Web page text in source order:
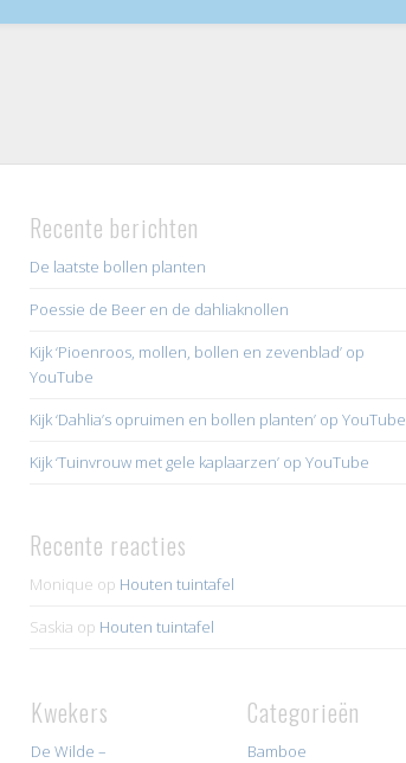
Recente berichten
De laatste bollen planten
Poessie de Beer en de dahliaknollen
Kijk ‘Pioenroos, mollen, bollen en zevenblad’ op
YouTube
Kijk ‘Dahlia’s opruimen en bollen planten’ op YouTube
Kijk ‘Tuinvrouw met gele kaplaarzen’ op YouTube
Recente reacties
Monique op Houten tuintafel
Saskia op Houten tuintafel
Kwekers
De Wilde –
Categorieën
Bamboe